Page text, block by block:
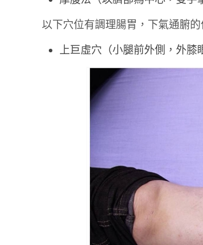
以下穴位有調理腸胃，下氣通腑
上巨虛穴（小腿前外側，外膝